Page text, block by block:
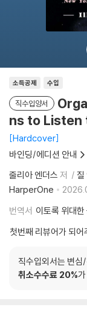
소득공제 수입
직수입양서
ns to Listen
Hardcover
바인딩/에디션 안내
줄리아 엔더스 저 질
HarperOne
번역서 이토록 위대한
첫번째 리뷰어가 되어
직수입외서는 변심
취소수수료 20%